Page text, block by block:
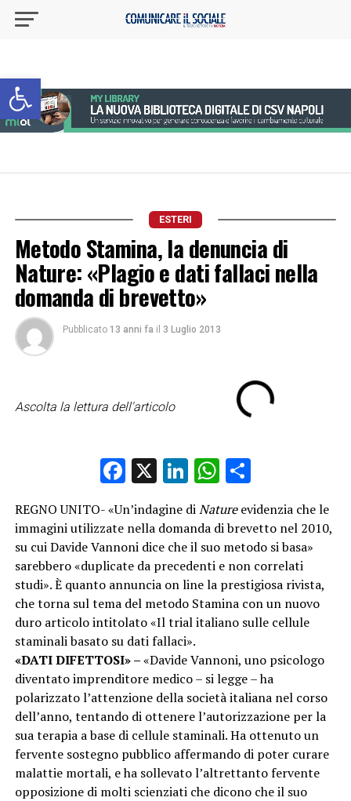
Apri la barra degli strumenti
ESTERI
Metodo Stamina, la denuncia di
Nature: «Plagio e dati fallaci nella
domanda di brevetto»
Pubblicato 13 anni fa il 3 Luglio 2013
Ascolta la lettura dell'articolo
Facebook
X LinkedIn
WhatsApp
Condividi
REGNO UNITO- «Un’indagine diNature evidenzia che le
immagini utilizzate nella domanda di brevetto nel 2010,
su cui Davide Vannoni dice che il suo metodo si basa»
sarebbero «duplicate da precedenti e non correlati
studi». È quanto annuncia on line la prestigiosa rivista,
che torna sul tema del metodo Stamina con un nuovo
duro articolo intitolato «Il trial italiano sulle cellule
staminali basato su dati fallaci».
«DATI DIFETTOSI» –«Davide Vannoni, uno psicologo
diventato imprenditore medico – si legge – ha
polarizzato l’attenzione della società italiana nel corso
dell’anno, tentando di ottenere l’autorizzazione per la
sua terapia a base di cellule staminali. Ha ottenuto un
fervente sostegno pubblico affermando di poter curare
malattie mortali, e ha sollevato l’altrettanto fervente
opposizione di molti scienziati che dicono che il suo